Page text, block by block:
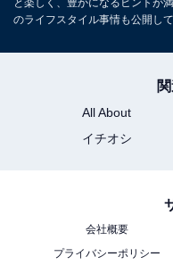
と楽しく、豊かになるヒントが
のライフスタイル事情も公開して
All About
イチオシ
会社概要
プライバシーポリシー